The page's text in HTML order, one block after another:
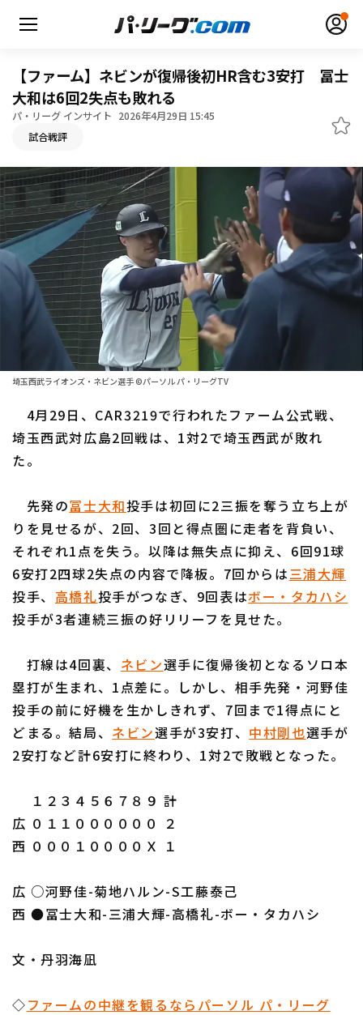
HOME
動画
日程・結果
順位表･成績
1軍公式戦
ファーム東地区
ファーム西地区
選手名鑑
選手名鑑トップ
北海道日本ハムファイターズ
東北楽天ゴールデンイーグルス
千葉ロッテマリーンズ
オリックス・バファローズ
福岡ソフトバンクホークス
ニュース
設定
利用規約
特定商取引法の表示 アルバイト募集 （別ウィンドウで開く
【ファーム】ネビンが復帰後初HR含む3安打 冨士
大和は6回2失点も敗れる
パ・リーグ インサイト 2026年4月29日 15:45
試合戦評
埼玉西武ライオンズ・ネビン選手 ©パーソル パ・リーグTV
4月29日、CAR3219で行われたファーム公式戦、
埼玉西武対広島2回戦は、1対2で埼玉西武が敗れ
た。
先発の冨士大和投手は初回に2三振を奪う立ち上が
りを見せるが、2回、3回と得点圏に走者を背負い、
それぞれ1点を失う。以降は無失点に抑え、6回91球
6安打2四球2失点の内容で降板。7回からは三浦大輝
投手、 高橋礼投手がつなぎ、9回表はボー・タカハシ
投手が3者連続三振の好リリーフを見せた。
打線は4回裏、 ネビン選手に復帰後初となるソロ本
塁打が生まれ、1点差に。しかし、相手先発・河野佳
投手の前に好機を生かしきれず、7回まで1得点にと
どまる。結局、 ネビン選手が3安打、 中村剛也選手が
2安打など計6安打に終わり、1対2で敗戦となった。
１２３４５６７８９ 計
広 ０１１００００００ ２
西 ０００１００００Ｘ １
広 ○河野佳-菊地ハルン-S工藤泰己
西 ●冨士大和-三浦大輝-高橋礼-ボー・タカハシ
文・丹羽海凪
◇ファームの中継を観るならパーソル パ・リーグ